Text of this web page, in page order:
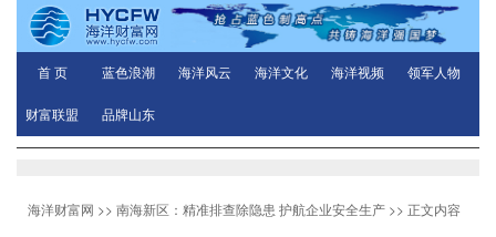
首 页 蓝色浪潮 海洋风云 海洋文化 海洋视频 领军人物
财富联盟 品牌山东
海洋财富网 >> 南海新区：精准排查除隐患 护航企业安全生产 >> 正文内容